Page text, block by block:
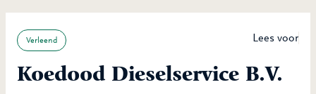
Lees voor
Verleend
Koedood Dieselservice B.V.